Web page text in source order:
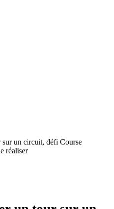
un circuit, défi Course
réaliser